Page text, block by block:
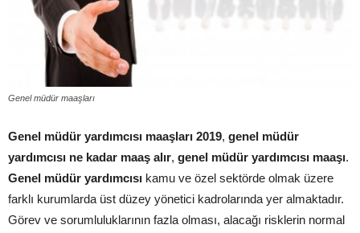
Genel müdür maaşları
Genel müdür yardımcısı maaşları 2019, genel müdür
yardımcısı ne kadar maaş alır, genel müdür yardımcısı maaşı.
Genel müdür yardımcısı kamu ve özel sektörde olmak üzere
farklı kurumlarda üst düzey yönetici kadrolarında yer almaktadır.
Görev ve sorumluluklarının fazla olması, alacağı risklerin normal